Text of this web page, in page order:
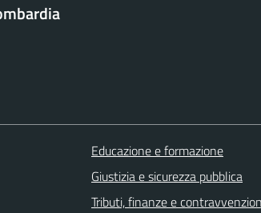
Educazione e formazione
Giustizia e sicurezza pubblica
Tributi, finanze e